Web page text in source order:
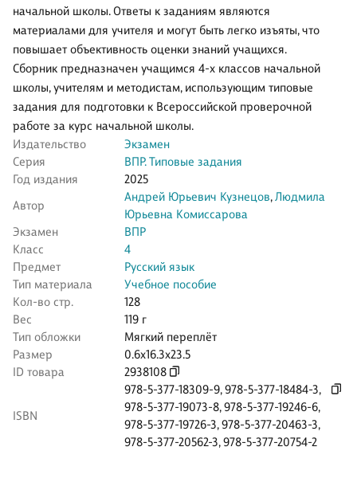
начальной школы. Ответы к заданиям являются
материалами для учителя и могут быть легко изъяты, что
повышает объективность оценки знаний учащихся.
Сборник предназначен учащимся 4-х классов начальной
школы, учителям и методистам, использующим типовые
задания для подготовки к Всероссийской проверочной
работе за курс начальной школы.
Издательство
Экзамен
Серия
ВПР. Типовые задания
Год издания
2025
Автор
Андрей Юрьевич Кузнецов,Людмила
Юрьевна Комиссарова
Экзамен
ВПР
Класс
4
Предмет
Русский язык
Тип материала
Учебное пособие
Кол-во стр.
128
Вес
119 г
Тип обложки
Мягкий переплёт
Размер
0.6x16.3x23.5
ID товара
2938108
ISBN
978-5-377-18309-9,978-5-377-18484-3,
978-5-377-19073-8,978-5-377-19246-6,
978-5-377-19726-3,978-5-377-20463-3,
978-5-377-20562-3,978-5-377-20754-2